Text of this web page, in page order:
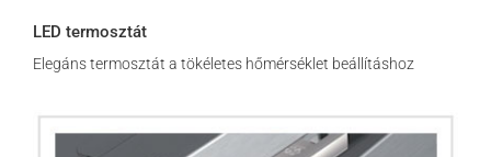
LED termosztát
Elegáns termosztát a tökéletes hőmérséklet beállításhoz